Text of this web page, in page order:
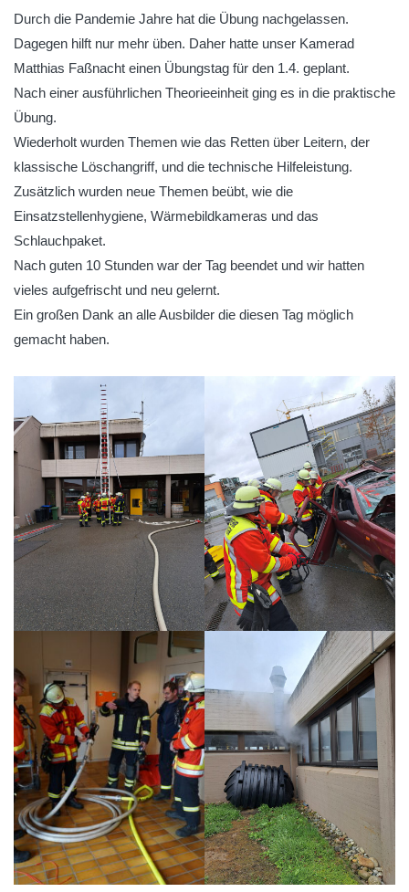
Durch die Pandemie Jahre hat die Übung nachgelassen.
Dagegen hilft nur mehr üben. Daher hatte unser Kamerad
Matthias Faßnacht einen Übungstag für den 1.4. geplant.
Nach einer ausführlichen Theorieeinheit ging es in die praktische
Übung.
Wiederholt wurden Themen wie das Retten über Leitern, der
klassische Löschangriff, und die technische Hilfeleistung.
Zusätzlich wurden neue Themen beübt, wie die
Einsatzstellenhygiene, Wärmebildkameras und das
Schlauchpaket.
Nach guten 10 Stunden war der Tag beendet und wir hatten
vieles aufgefrischt und neu gelernt.
Ein großen Dank an alle Ausbilder die diesen Tag möglich
gemacht haben.